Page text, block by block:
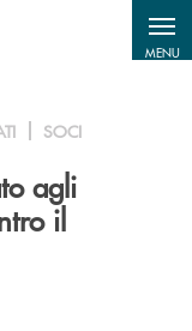
MENU
SOCI
agli
il